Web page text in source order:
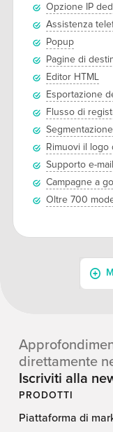
direttamente
Iscriviti alla
PRODOTTI
Piattaforma di